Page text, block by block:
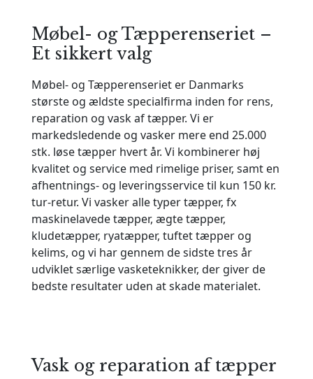
Møbel- og Tæpperenseriet –
Et sikkert valg
Møbel- og Tæpperenseriet er Danmarks
største og ældste specialfirma inden for rens,
reparation og vask af tæpper. Vi er
markedsledende og vasker mere end 25.000
stk. løse tæpper hvert år. Vi kombinerer høj
kvalitet og service med rimelige priser, samt en
afhentnings- og leveringsservice til kun 150 kr.
tur-retur. Vi vasker alle typer tæpper, fx
maskinelavede tæpper, ægte tæpper,
kludetæpper, ryatæpper, tuftet tæpper og
kelims, og vi har gennem de sidste tres år
udviklet særlige vasketeknikker, der giver de
bedste resultater uden at skade materialet.
Vask og reparation af tæpper